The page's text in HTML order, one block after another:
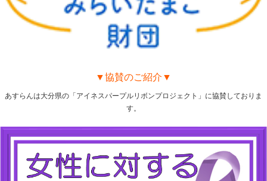
▼協賛のご紹介▼
あすらんは大分県の「アイネスパープルリボンプロジェクト」に協賛しておりま
す。